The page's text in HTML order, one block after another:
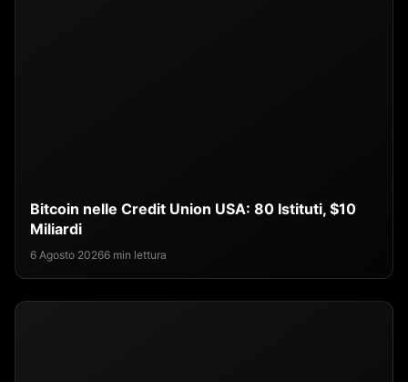
Bitcoin nelle Credit Union USA: 80 Istituti, $10
Miliardi
6 Agosto 20266 min lettura